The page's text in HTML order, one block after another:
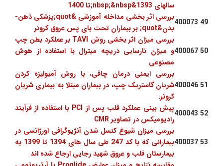
سالهای 1393&nbsp;&nbsp;تا 1400
49
400073
بررسی اثر بخشی مداخله آموزشی &quot;پزشکی ذهن-
بدن&quot; بر بیماران تحت بای پس عروق کرونر
50
400067
بررسی میزان اثر بخشی روش TAVI بر عملکرد بطن چپ
و میزان نارسایی دریچه میترال با استفاده از هوش
مصنوعی
51
400046
بررسی ایمنی درمان چاقی، با روش آمبولیزه کردن
شریان گاستریک چپ، در بیماران مبتلا به بیماری شریان
کرونر.
52
400043
پیش بینی عملکرد قلب پس از PCI با استفاده از فرآیند
رادیومیکس در تصاویر CMR
53
400037
بررسی میزان شیوع کنسل شدن آنژیوگرافی اورژانسی در
بیمارانی که با کد 247 طی سال های 1394 تا 1399 به
بیمارستان قلب و عروق شهید رجایی ارجاع شده اند